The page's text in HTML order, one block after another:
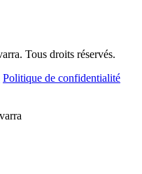
Tous droits réservés.
Politique de confidentialité